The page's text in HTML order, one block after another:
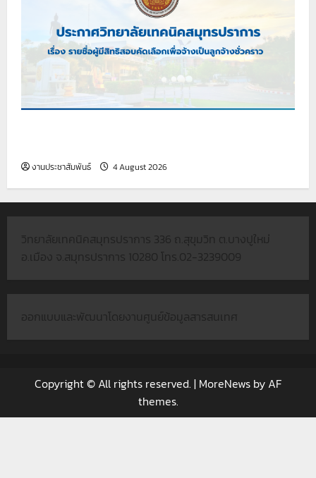
งานประชาสัมพันธ์ 4 August 2026
วิทยาลัยเทคนิคสมุทรปราการ 336 ถ.สุขุมวิท ต.บางปูใหม่
อ.เมือง จ.สมุทรปราการ 10280 โทร.02-3239009
ออกแบบและพัฒนาโดยงานศูนย์ข้อมูลสารสนเทศ
Copyright © All rights reserved. | MoreNews by AF
themes.